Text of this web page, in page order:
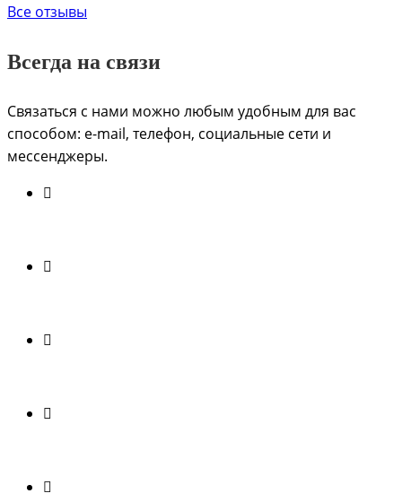
Все отзывы
Всегда на связи
Связаться с нами можно любым удобным для вас
способом: e-mail, телефон, социальные сети и
мессенджеры.